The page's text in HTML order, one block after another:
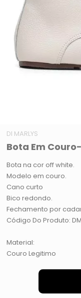
DI MARLYS
Bota Em
Bota na cor off white.
Modelo em couro.
Cano curto
Bico redondo.
Fechamento por
Código Do Produto:
Material:
Couro Legitimo